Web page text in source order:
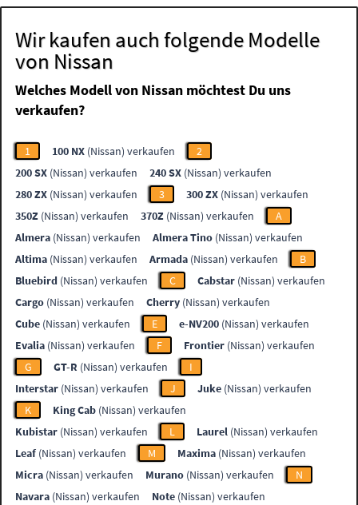
Wir kaufen auch folgende Modelle
von Nissan
Welches Modell von Nissan möchtest Du uns
verkaufen?
1 100 NX (Nissan) verkaufen
2
200 SX (Nissan) verkaufen 240 SX (Nissan) verkaufen
280 ZX (Nissan) verkaufen 3 300 ZX (Nissan) verkaufen
350Z (Nissan) verkaufen 370Z (Nissan) verkaufen
A
Almera (Nissan) verkaufen Almera Tino (Nissan) verkaufen
Altima (Nissan) verkaufen Armada (Nissan) verkaufen
B
Bluebird (Nissan) verkaufen C Cabstar (Nissan) verkaufen
Cargo (Nissan) verkaufen Cherry (Nissan) verkaufen
Cube (Nissan) verkaufen E e-NV200 (Nissan) verkaufen
Evalia (Nissan) verkaufen F Frontier (Nissan) verkaufen
G
GT-R (Nissan) verkaufen
I
Interstar (Nissan) verkaufen J Juke (Nissan) verkaufen
K
King Cab (Nissan) verkaufen
Kubistar (Nissan) verkaufen L Laurel (Nissan) verkaufen
Leaf (Nissan) verkaufen M Maxima (Nissan) verkaufen
Micra (Nissan) verkaufen Murano (Nissan) verkaufen
N
Navara (Nissan) verkaufen Note (Nissan) verkaufen